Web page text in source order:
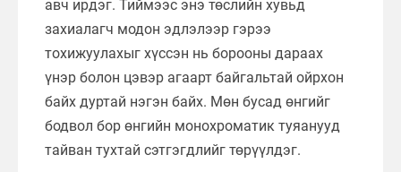
авч ирдэг. Тиймээс энэ төслийн хувьд
захиалагч модон эдлэлээр гэрээ
тохижуулахыг хүссэн нь борооны дараах
үнэр болон цэвэр агаарт байгальтай ойрхон
байх дуртай нэгэн байх. Мөн бусад өнгийг
бодвол бор өнгийн монохроматик туяанууд
тайван тухтай сэтгэгдлийг төрүүлдэг.